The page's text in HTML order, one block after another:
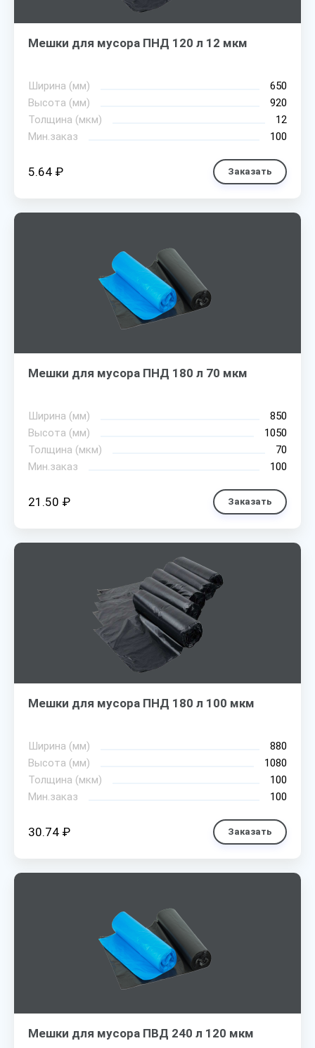
Мешки для мусора ПНД 120 л 12 мкм
Ширина (мм)
650
Высота (мм)
920
Толщина (мкм)
12
Мин.заказ
100
5.64 ₽ Заказать
Мешки для мусора ПНД 180 л 70 мкм
Ширина (мм)
850
Высота (мм)
1050
Толщина (мкм)
70
Мин.заказ
100
21.50 ₽ Заказать
Мешки для мусора ПНД 180 л 100 мкм
Ширина (мм)
880
Высота (мм)
1080
Толщина (мкм)
100
Мин.заказ
100
30.74 ₽ Заказать
Мешки для мусора ПВД 240 л 120 мкм